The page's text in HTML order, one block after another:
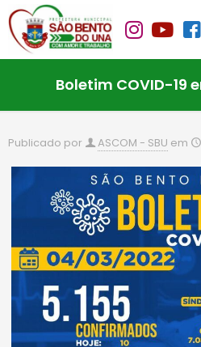
Boletim COVID-19
Publicado por ASCOM - SBU em